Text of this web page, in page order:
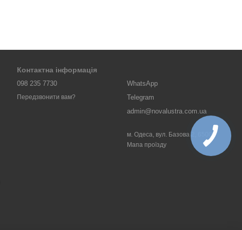
Контактна інформація
098 235 7730
Передзвонити вам?
WhatsApp
Telegram
admin@novalustra.com.ua
м. Одеса, вул. Базова 2, 65000
Мапа проїзду